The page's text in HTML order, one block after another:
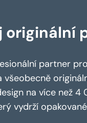
originální
partner
všeobecně
na více než
vydrží